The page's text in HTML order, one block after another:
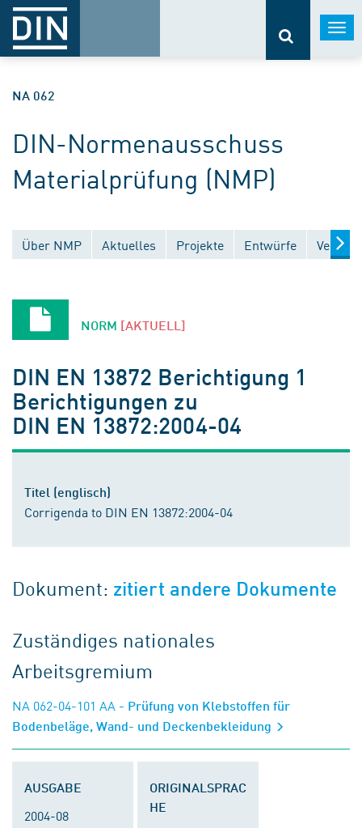
NA 062
DIN-Normenausschuss
Materialprüfung (NMP)
Über NMP Aktuelles Projekte Entwürfe
NORM [AKTUELL]
DIN EN 13872 Berichtigung 1
Berichtigungen zu
DIN EN 13872:2004-04
Titel (englisch)
Corrigenda to DIN EN 13872:2004-04
Dokument: zitiert andere Dokumente
Zuständiges nationales
Arbeitsgremium
NA 062-04-101 AA - Prüfung von Klebstoffen für
Bodenbeläge, Wand- und Deckenbekleidung
AUSGABE
2004-08
ORIGINALSPRAC
HE